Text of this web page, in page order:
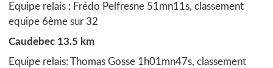
Equipe relais : Frédo Pelfresne 51mn11s, classement
equipe 6ème sur 32
Caudebec 13.5 km
Equipe relais: Thomas Gosse 1h01mn47s, classement